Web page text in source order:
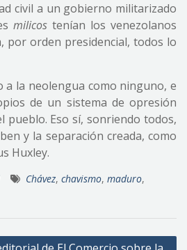
civil a un gobierno militarizado
milicos tenían los venezolanos
por orden presidencial, todos lo
a la neolengua como ninguno, e
de un sistema de opresión
pueblo. Eso sí, sonriendo todos,
y la separación creada, como
Huxley.
Chávez, chavismo, maduro,